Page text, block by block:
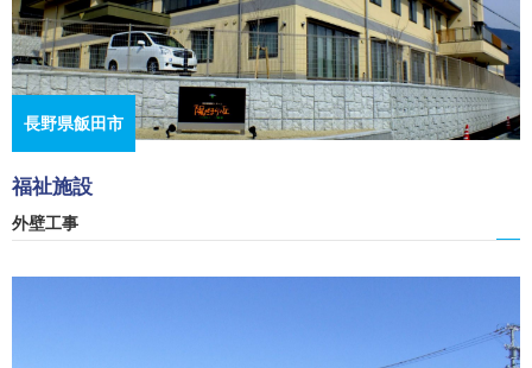
長野県飯田市
福祉施設
外壁工事